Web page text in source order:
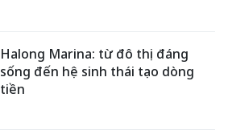
Halong Marina: từ đô thị đáng
sống đến hệ sinh thái tạo dòng
tiền